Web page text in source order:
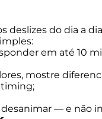
do dia a
em até 10
mostre
timing;
— e não